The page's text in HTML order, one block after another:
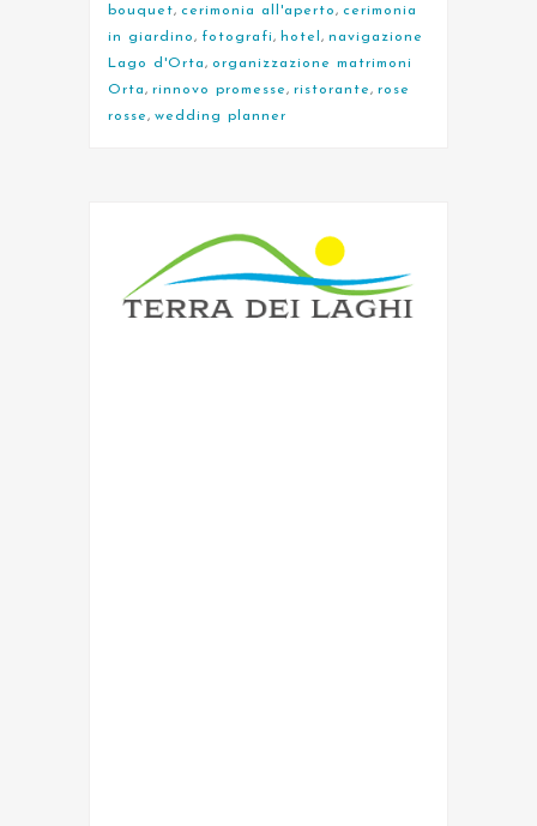
bouquet, cerimonia all'aperto, cerimonia
in giardino, fotografi, hotel , navigazione
Lago d'Orta, organizzazione matrimoni
Orta, rinnovo promesse, ristorante, rose
rosse, wedding planner